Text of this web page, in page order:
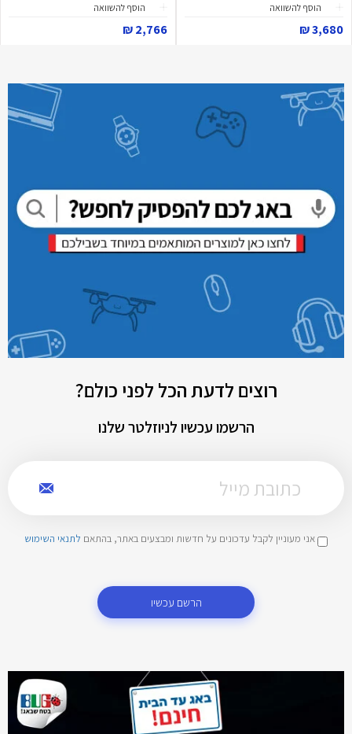
הוסף להשוואה
3,680 ₪
הוסף להשוואה
2,766 ₪
רוצים לדעת הכל לפני כולם?
הרשמו עכשיו לניוזלטר שלנו
אני מעוניין לקבל עדכונים על חדשות ומבצעים באתר, בהתאם לתנאי השימוש
הרשם עכשיו